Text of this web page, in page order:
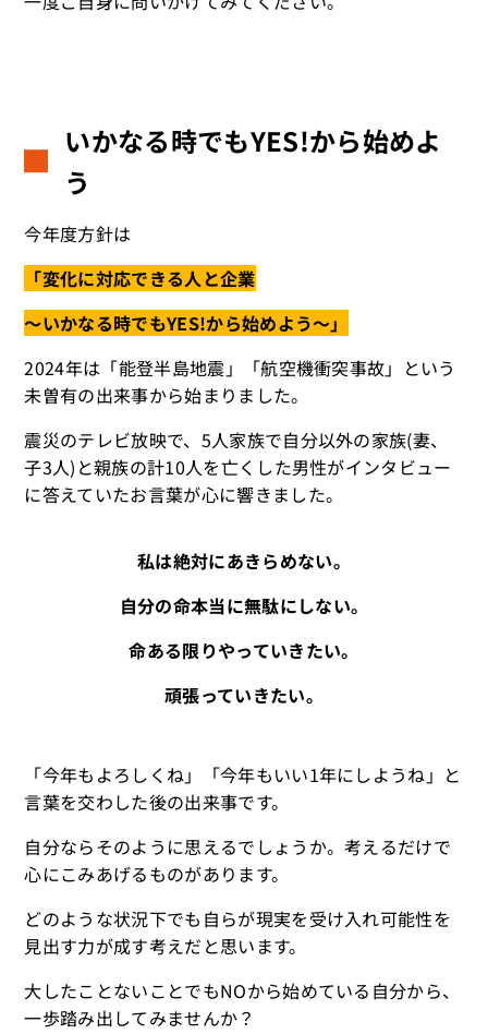
いかなる時でもYES!から始めよ
う
今年度方針は
「変化に対応できる人と企業
～いかなる時でもYES!から始めよう～」
2024年は「能登半島地震」「航空機衝突事故」という
未曽有の出来事から始まりました。
震災のテレビ放映で、5人家族で自分以外の家族(妻、
子3人)と親族の計10人を亡くした男性がインタビュー
に答えていたお言葉が心に響きました。
私は絶対にあきらめない。
自分の命本当に無駄にしない。
命ある限りやっていきたい。
頑張っていきたい。
「今年もよろしくね」「今年もいい1年にしようね」と
言葉を交わした後の出来事です。
自分ならそのように思えるでしょうか。考えるだけで
心にこみあげるものがあります。
どのような状況下でも自らが現実を受け入れ可能性を
見出す力が成す考えだと思います。
大したことないことでもNOから始めている自分から、
一歩踏み出してみませんか？